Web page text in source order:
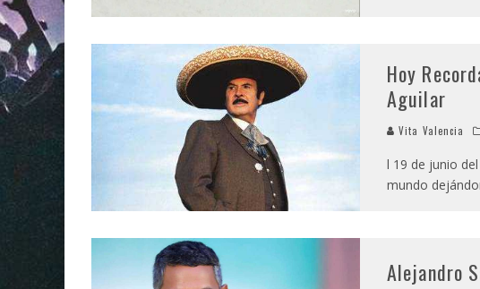
Hoy
Aguilar
Vita Valencia
l 19 de junio
mundo
Alejandro